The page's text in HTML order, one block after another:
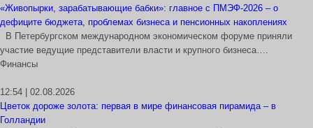
«Живопырки, зарабатывающие бабки»: главное с ПМЭФ-2026 – о
дефиците бюджета, проблемах бизнеса и пенсионных накоплениях
В Петербургском международном экономическом форуме приняли
участие ведущие представители власти и крупного бизнеса….
Финансы
12:54 | 02.08.2026
Цветок дороже золота: первая в мире финансовая пирамида – в
Голландии